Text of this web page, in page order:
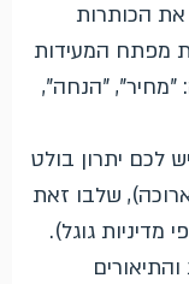
הכותרות
מפתח המעידות
"מחיר", "הנחה",
לכם יתרון בולט
שלבו זאת
גוגל).